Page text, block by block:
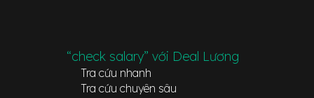
“check salary” với Deal Lương
Tra cứu nhanh
Tra cứu chuyên sâu